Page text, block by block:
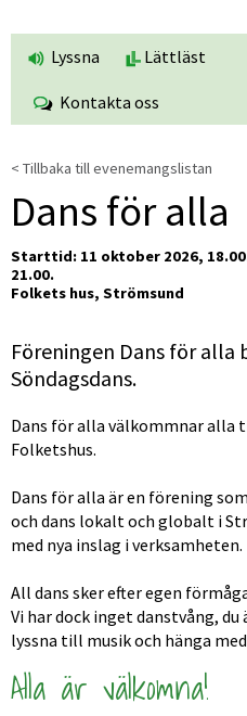
Lyssna Lättläst
Kontakta oss
< Tillbaka till evenemangslistan
Dans för alla
Starttid: 11 oktober 2026,
21.00.
Folkets hus, Strömsund
Föreningen Dans för alla
Söndagsdans.
Dans för alla välkommnar alla
Folketshus.
Dans för alla är en förening
och dans lokalt och globalt i
med nya inslag i verksamheten.
All dans sker efter egen
Vi har dock inget danstvång,
lyssna till musik och hänga med
Alla är välkomna!